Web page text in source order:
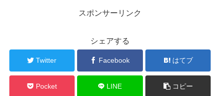
スポンサーリンク
シェアする
Twitter Facebook はてブ
Pocket LINE コピー